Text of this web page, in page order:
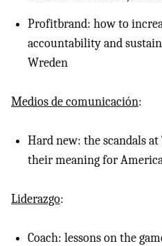
Profitbrand: how to
accountability and
Wreden
Medios de comunicación:
Hard new: the scandals
their meaning for
Liderazgo:
Coach: lessons on the